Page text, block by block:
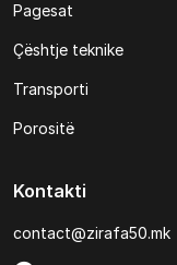
Pagesat
Çështje teknike
Transporti
Porositë
Kontakti
contact@zirafa50.mk